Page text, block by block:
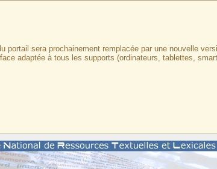
sera prochainement remplacée par une nouvelle
adaptée à tous les supports (ordinateurs, tablettes,